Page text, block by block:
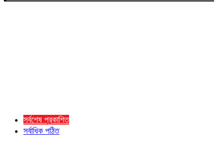
সর্বশেষ প্রকাশিত
সর্বাধিক পঠিত